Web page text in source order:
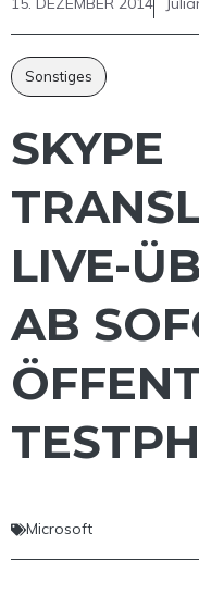
Sonstiges
SKYPE
LIVE-
AB
Microsoft